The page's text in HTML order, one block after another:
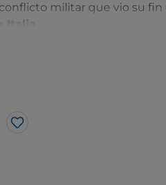
militar que vio su fin
Italia
época de especial
aún en toda la
por todo el desarrollo
Me gusta